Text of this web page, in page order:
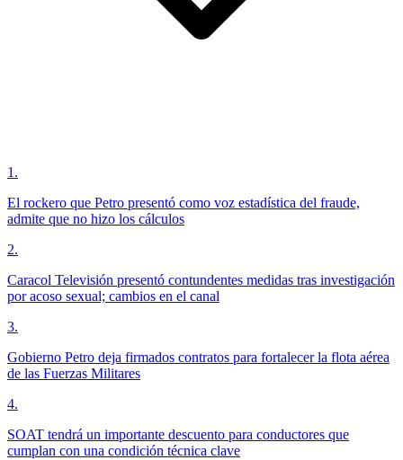
1 .
El rockero que Petro presentó como voz estadística del fraude,
admite que no hizo los cálculos
2.
Caracol Televisión presentó contundentes medidas tras investigación
por acoso sexual; cambios en el canal
3.
Gobierno Petro deja firmados contratos para fortalecer la flota aérea
de las Fuerzas Militares
4.
SOAT tendrá un importante descuento para conductores que
cumplan con una condición técnica clave